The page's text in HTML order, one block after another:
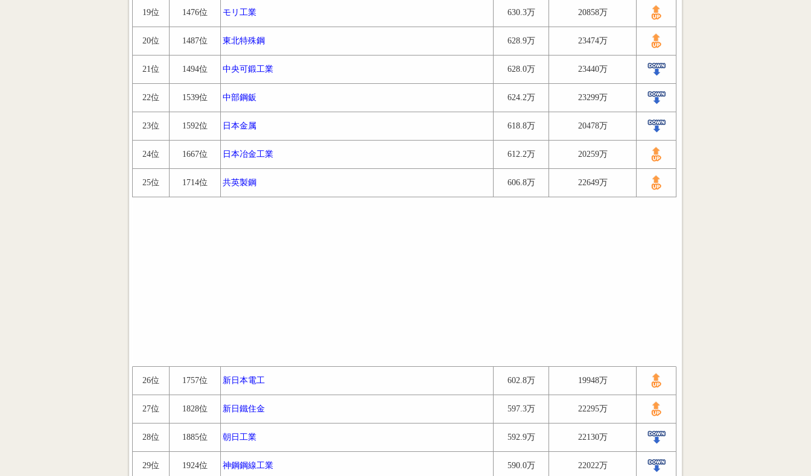
19位 1476位 モリ工業 630.3万 20858万
20位 1487位 東北特殊鋼 628.9万 23474万
21位 1494位 中央可鍛工業 628.0万 23440万
22位 1539位 中部鋼鈑 624.2万 23299万
23位 1592位 日本金属 618.8万 20478万
24位 1667位 日本冶金工業 612.2万 20259万
25位 1714位 共英製鋼 606.8万 22649万
26位 1757位 新日本電工 602.8万 19948万
27位 1828位 新日鐵住金 597.3万 22295万
28位 1885位 朝日工業 592.9万 22130万
29位 1924位 神鋼鋼線工業 590.0万 22022万